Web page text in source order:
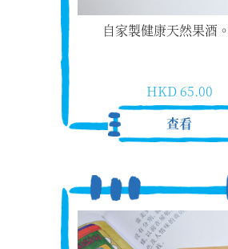
自家製健康天然果酒
HKD 65.00
查看